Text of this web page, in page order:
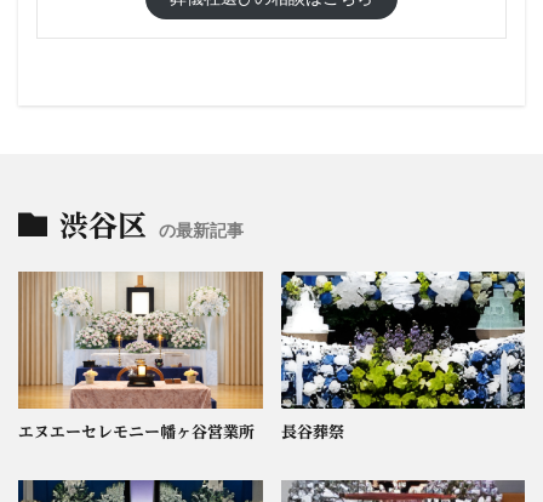
渋谷区 の最新記事
エヌエーセレモニー幡ヶ谷営業所 長谷葬祭